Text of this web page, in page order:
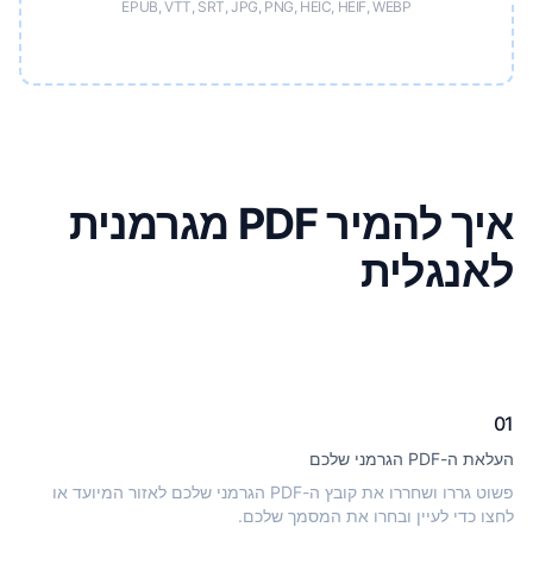
EPUB, VTT, SRT, JPG, PNG, HEIC, HEIF, WEBP
איך להמיר PDF מגרמנית
לאנגלית
01
העלאת ה-PDF הגרמני שלכם
פשוט גררו ושחררו את קובץ ה-PDF הגרמני שלכם לאזור המיועד או
לחצו כדי לעיין ובחרו את המסמך שלכם.